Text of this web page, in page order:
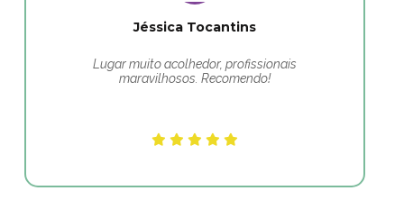
Jéssica Tocantins
Lugar muito acolhedor, profissionais
maravilhosos. Recomendo!